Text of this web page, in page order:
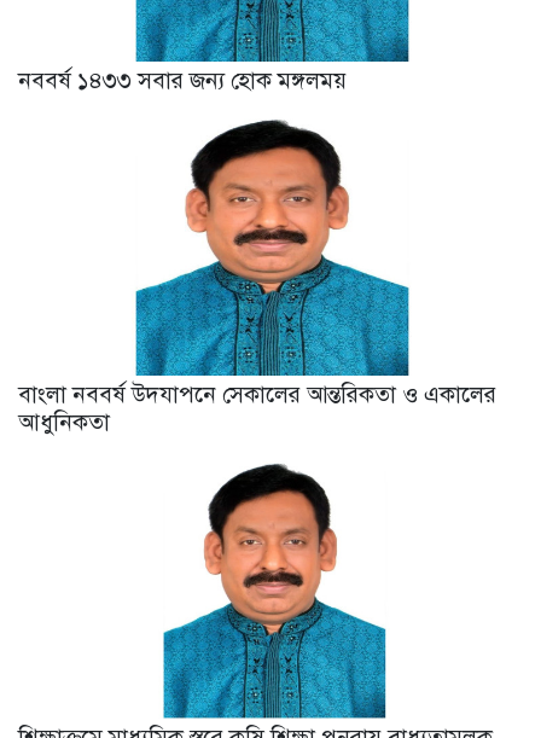
নববর্ষ ১৪৩৩ সবার জন্য হোক মঙ্গলময়
বাংলা নববর্ষ উদযাপনে সেকালের আন্তরিকতা ও একালের
আধুনিকতা